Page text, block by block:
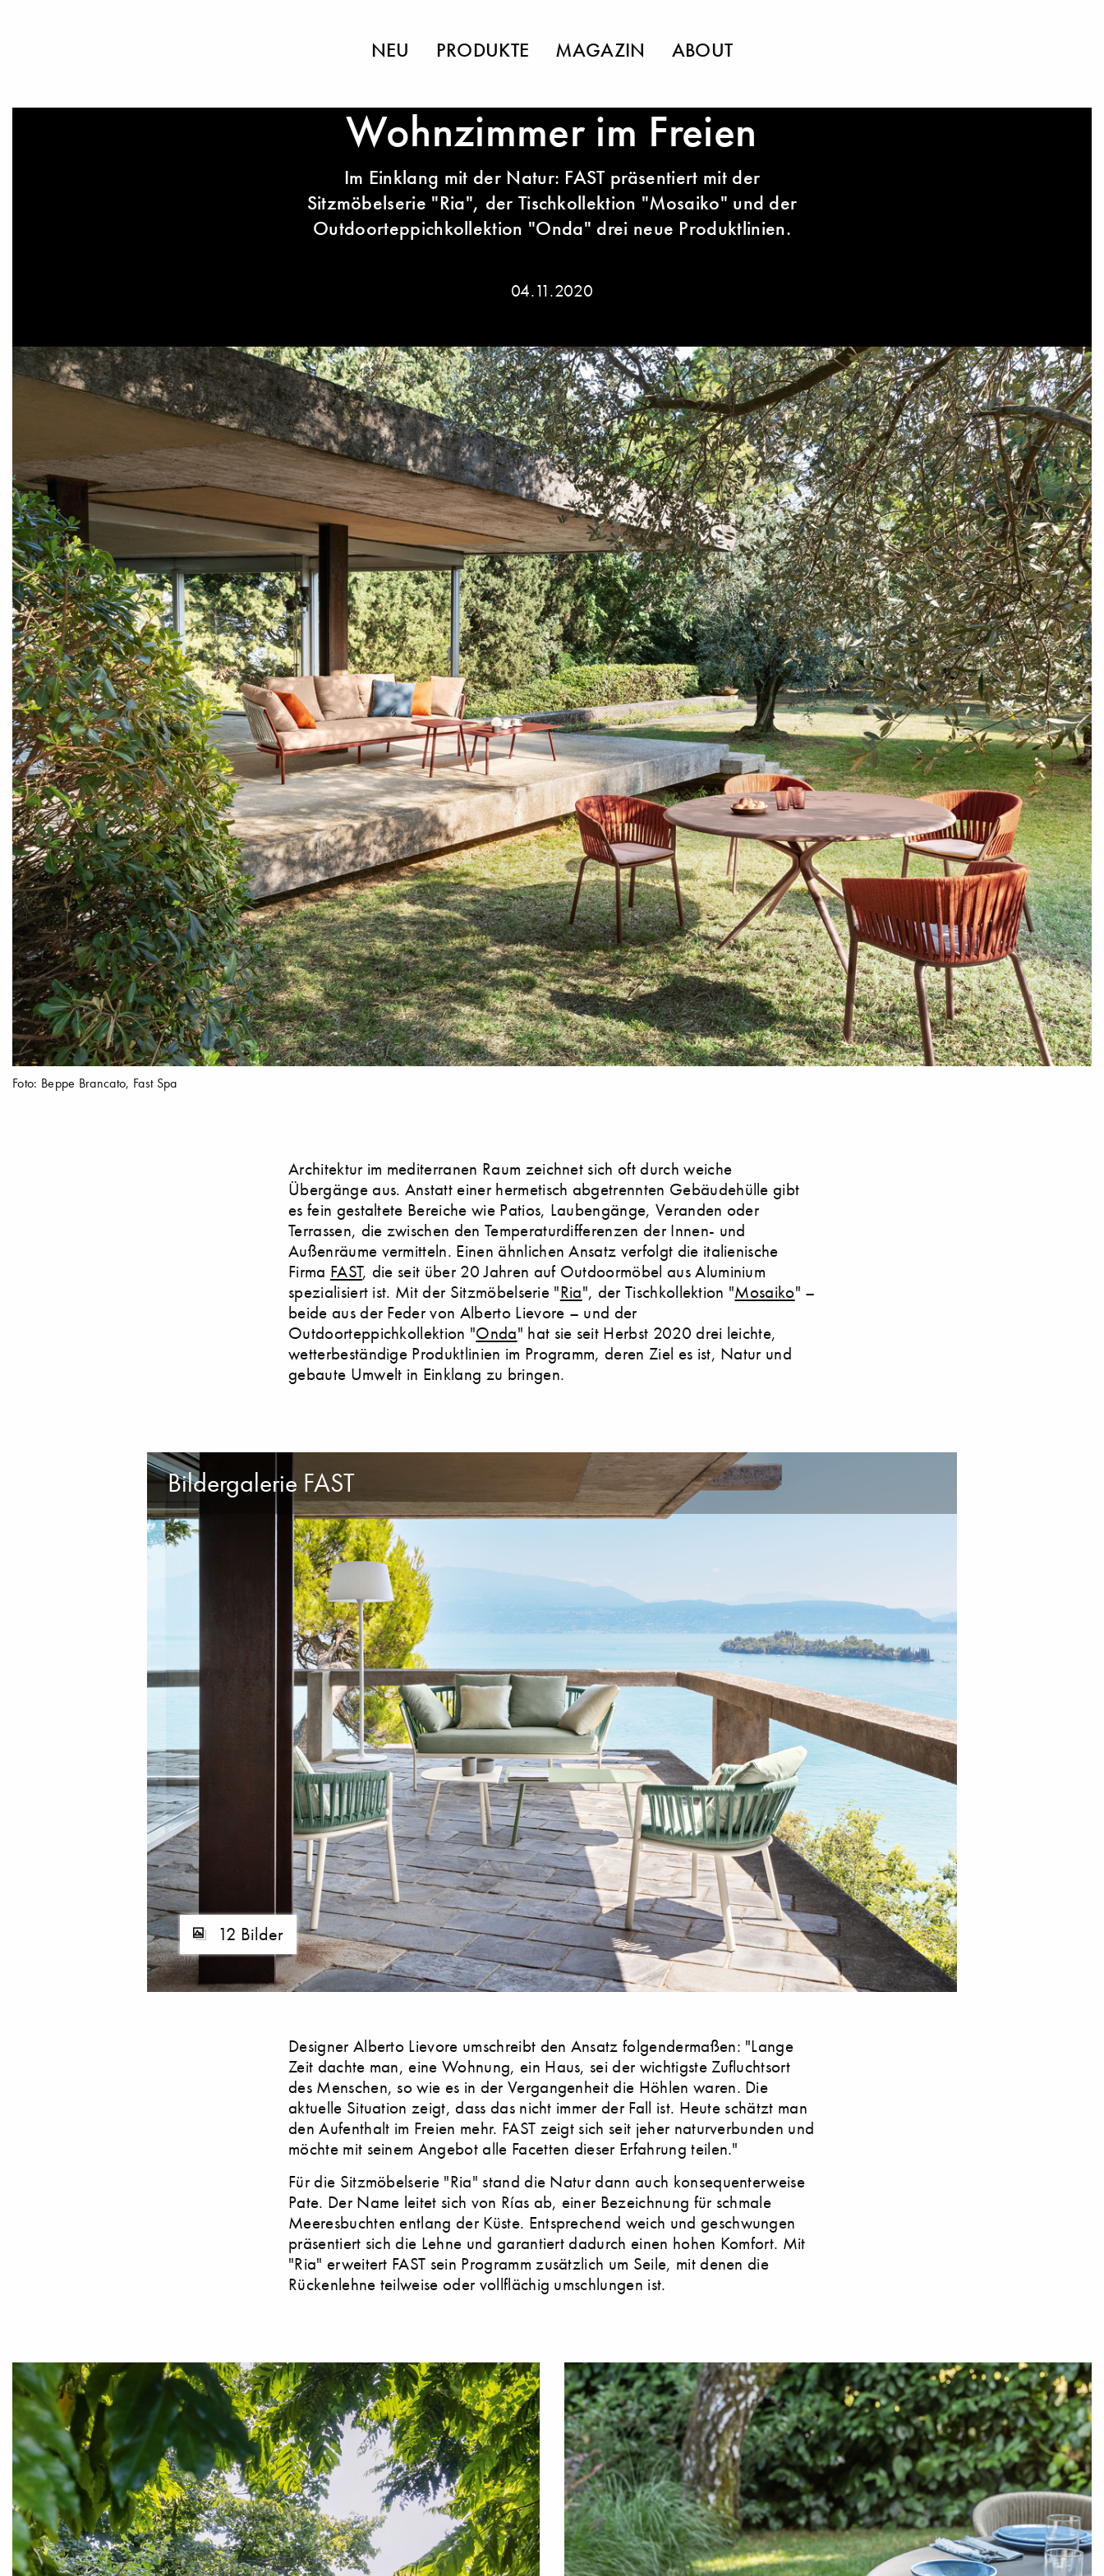
NEU PRODUKTE MAGAZIN ABOUT
Wohnzimmer im Freien
Im Einklang mit der Natur: FAST präsentiert mit der
Sitzmöbelserie "Ria", der Tischkollektion "Mosaiko" und der
Outdoorteppichkollektion "Onda" drei neue Produktlinien.
04.11.2020
Foto: Beppe Brancato, Fast Spa
Architektur im mediterranen Raum zeichnet sich oft durch weiche
Übergänge aus. Anstatt einer hermetisch abgetrennten Gebäudehülle gibt
es fein gestaltete Bereiche wie Patios, Laubengänge, Veranden oder
Terrassen, die zwischen den Temperaturdifferenzen der Innen- und
Außenräume vermitteln. Einen ähnlichen Ansatz verfolgt die italienische
Firma FAST, die seit über 20 Jahren auf Outdoormöbel aus Aluminium
spezialisiert ist. Mit der Sitzmöbelserie "Ria", der Tischkollektion "Mosaiko" –
beide aus der Feder von Alberto Lievore – und der
Outdoorteppichkollektion "Onda" hat sie seit Herbst 2020 drei leichte,
wetterbeständige Produktlinien im Programm, deren Ziel es ist, Natur und
gebaute Umwelt in Einklang zu bringen.
Bildergalerie FAST
12 Bilder
Designer Alberto Lievore umschreibt den Ansatz folgendermaßen: "Lange
Zeit dachte man, eine Wohnung, ein Haus, sei der wichtigste Zufluchtsort
des Menschen, so wie es in der Vergangenheit die Höhlen waren. Die
aktuelle Situation zeigt, dass das nicht immer der Fall ist. Heute schätzt man
den Aufenthalt im Freien mehr. FAST zeigt sich seit jeher naturverbunden und
möchte mit seinem Angebot alle Facetten dieser Erfahrung teilen."
Für die Sitzmöbelserie "Ria" stand die Natur dann auch konsequenterweise
Pate. Der Name leitet sich von Rías ab, einer Bezeichnung für schmale
Meeresbuchten entlang der Küste. Entsprechend weich und geschwungen
präsentiert sich die Lehne und garantiert dadurch einen hohen Komfort. Mit
"Ria" erweitert FAST sein Programm zusätzlich um Seile, mit denen die
Rückenlehne teilweise oder vollflächig umschlungen ist.